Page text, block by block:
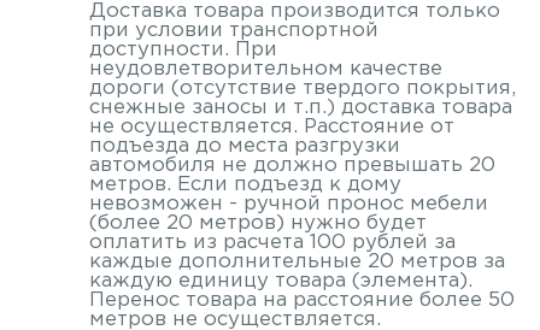
Доставка товара производится только
при условии транспортной
доступности. При
неудовлетворительном качестве
дороги (отсутствие твердого покрытия,
снежные заносы и т.п.) доставка товара
не осуществляется. Расстояние от
подъезда до места разгрузки
автомобиля не должно превышать 20
метров. Если подъезд к дому
невозможен - ручной пронос мебели
(более 20 метров) нужно будет
оплатить из расчета 100 рублей за
каждые дополнительные 20 метров за
каждую единицу товара (элемента).
Перенос товара на расстояние более 50
метров не осуществляется.